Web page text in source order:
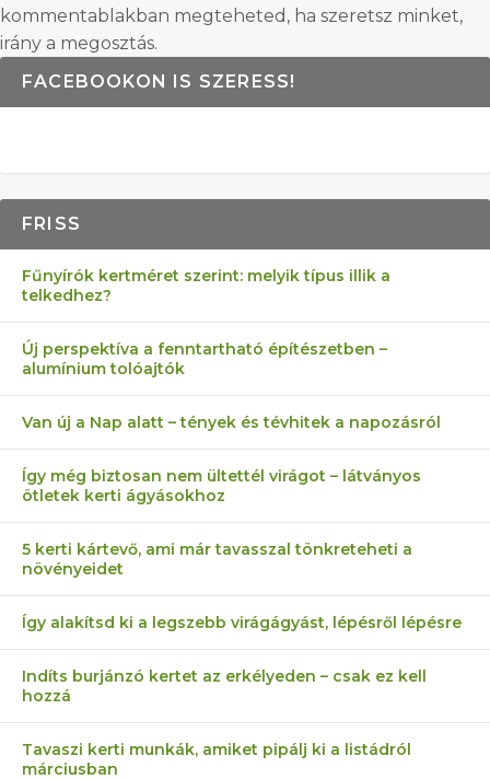
kommentablakban megteheted, ha szeretsz minket,
irány a megosztás.
FACEBOOKON IS SZERESS!
FRISS
Fűnyírók kertméret szerint: melyik típus illik a
telkedhez?
Új perspektíva a fenntartható építészetben –
alumínium tolóajtók
Van új a Nap alatt – tények és tévhitek a napozásról
Így még biztosan nem ültettél virágot – látványos
ötletek kerti ágyásokhoz
5 kerti kártevő, ami már tavasszal tönkreteheti a
növényeidet
Így alakítsd ki a legszebb virágágyást, lépésről lépésre
Indíts burjánzó kertet az erkélyeden – csak ez kell
hozzá
Tavaszi kerti munkák, amiket pipálj ki a listádról
márciusban